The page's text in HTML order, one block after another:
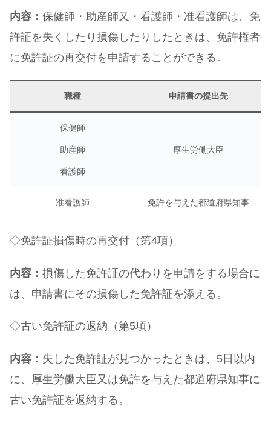
内容： 保健師・助産師又・看護師・准看護師は、免
許証を失くしたり損傷したりしたときは、免許権者
に免許証の再交付を申請することができる。
職種 申請書の提出先
保健師
助産師
看護師
厚生労働大臣
准看護師 免許を与えた都道府県知事
◇免許証損傷時の再交付（第4項）
内容： 損傷した免許証の代わりを申請をする場合に
は、申請書にその損傷した免許証を添える。
◇古い免許証の返納（第5項）
内容： 失した免許証が見つかったときは、5日以内
に、厚生労働大臣又は免許を与えた都道府県知事に
古い免許証を返納する。